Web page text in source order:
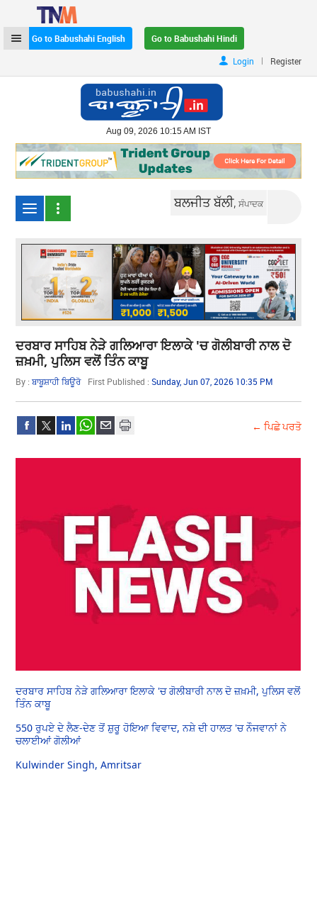
Go to Babushahi English
Go to Babushahi Hindi
Login
| Register
Aug 09, 2026 10:15 AM IST
ਬਲਜੀਤ ਬੱਲੀ,ਸੰਪਾਦਕ
ਦਰਬਾਰ ਸਾਹਿਬ ਨੇੜੇ ਗਲਿਆਰਾ ਇਲਾਕੇ 'ਚ ਗੋਲੀਬਾਰੀ ਨਾਲ ਦੋ
ਜ਼ਖ਼ਮੀ, ਪੁਲਿਸ ਵਲੋਂ ਤਿੰਨ ਕਾਬੂ
By :ਬਾਬੂਸ਼ਾਹੀ ਬਿਊਰੋ First Published :Sunday, Jun 07, 2026 10:35 PM
← ਪਿਛੇ ਪਰਤੋ
ਦਰਬਾਰ ਸਾਹਿਬ ਨੇੜੇ ਗਲਿਆਰਾ ਇਲਾਕੇ 'ਚ ਗੋਲੀਬਾਰੀ ਨਾਲ ਦੋ ਜ਼ਖ਼ਮੀ, ਪੁਲਿਸ ਵਲੋਂ
ਤਿੰਨ ਕਾਬੂ
550 ਰੁਪਏ ਦੇ ਲੈਣ-ਦੇਣ ਤੋਂ ਸ਼ੁਰੂ ਹੋਇਆ ਵਿਵਾਦ, ਨਸ਼ੇ ਦੀ ਹਾਲਤ 'ਚ ਨੌਜਵਾਨਾਂ ਨੇ
ਚਲਾਈਆਂ ਗੋਲੀਆਂ
Kulwinder Singh, Amritsar